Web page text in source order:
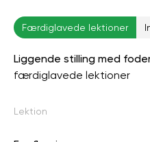
Færdiglavede lektioner
Liggende stilling med
færdiglavede lektioner
Lektion